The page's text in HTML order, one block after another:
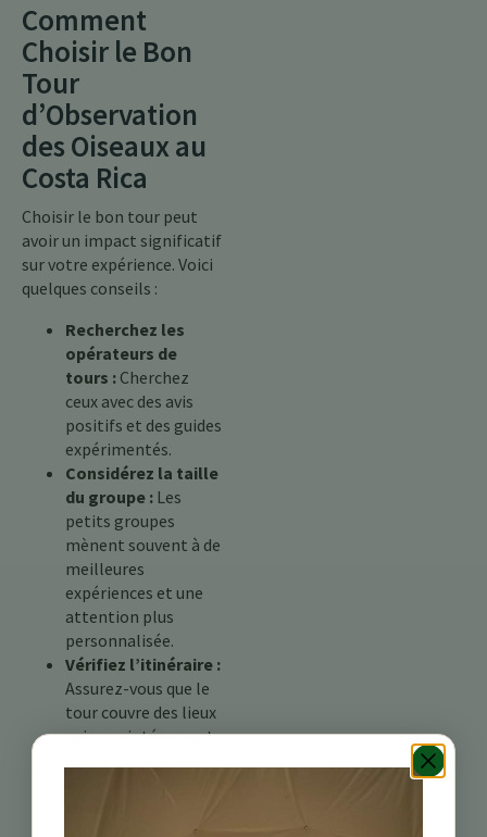
Comment
Choisir le Bon
Tour
d’Observation
des Oiseaux au
Costa Rica
Choisir le bon tour peut
avoir un impact significatif
sur votre expérience. Voici
quelques conseils :
Recherchez les
opérateurs de
tours : Cherchez
ceux avec des avis
positifs et des guides
expérimentés.
Considérez la taille
du groupe : Les
petits groupes
mènent souvent à de
meilleures
expériences et une
attention plus
personnalisée.
Vérifiez l’itinéraire :
Assurez-vous que le
tour couvre des lieux
qui vous intéressent